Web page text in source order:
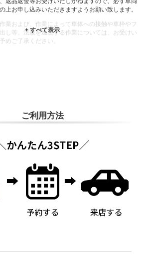
上お申し込みいただきますようお願い致します。
業および、作業によって車体への接触や車枠やフ
し等、法規を逸脱する作業については、お受けい
めご了承ください。
ご利用方法